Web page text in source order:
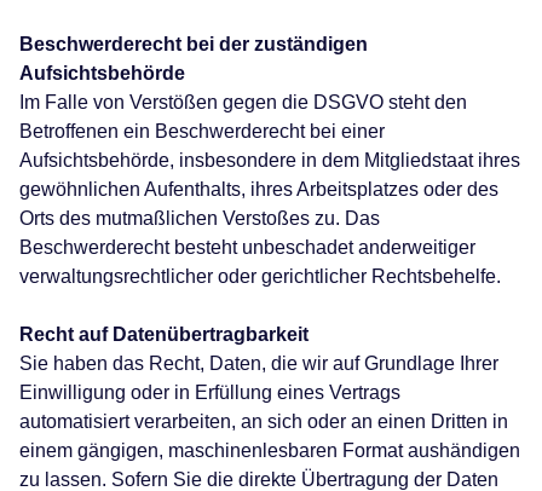
Beschwerderecht bei der zuständigen
Aufsichtsbehörde
Im Falle von Verstößen gegen die DSGVO steht den
Betroffenen ein Beschwerderecht bei einer
Aufsichtsbehörde, insbesondere in dem Mitgliedstaat ihres
gewöhnlichen Aufenthalts, ihres Arbeitsplatzes oder des
Orts des mutmaßlichen Verstoßes zu. Das
Beschwerderecht besteht unbeschadet anderweitiger
verwaltungsrechtlicher oder gerichtlicher Rechtsbehelfe.
Recht auf Datenübertragbarkeit
Sie haben das Recht, Daten, die wir auf Grundlage Ihrer
Einwilligung oder in Erfüllung eines Vertrags
automatisiert verarbeiten, an sich oder an einen Dritten in
einem gängigen, maschinenlesbaren Format aushändigen
zu lassen. Sofern Sie die direkte Übertragung der Daten